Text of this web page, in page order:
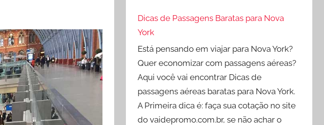
Dicas de Passagens Baratas para Nova
York
Está pensando em viajar para Nova York?
Quer economizar com passagens aéreas?
Aqui você vai encontrar Dicas de
passagens aéreas baratas para Nova York.
A Primeira dica é: faça sua cotação no site
do vaidepromo.com.br, se não achar o